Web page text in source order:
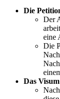
Die
Der
eine
Die
Das Visum